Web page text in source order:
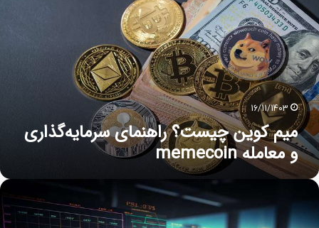
16/11/1403
میم کوین چیست؟ راهنمای سرمایه‌گذاری
و معامله memecoin